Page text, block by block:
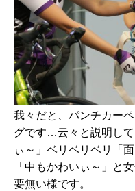
我々だと、パンチカー
グです…云々と説明し
ぃ～」ベリベリベリ「
「中もかわいぃ～」と
要無い様です。